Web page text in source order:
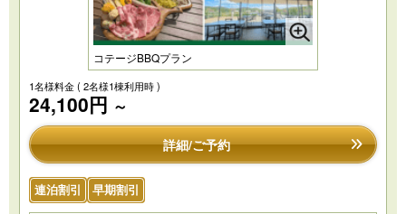
コテージBBQプラン
1名様料金( 2名様1棟利用時 )
24,100円 ～
詳細/ご予約
連泊割引 早期割引